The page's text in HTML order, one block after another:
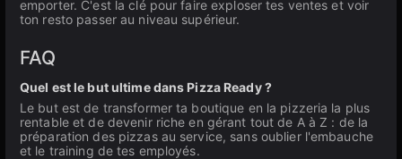
emporter. C'est la clé pour faire exploser tes ventes et voir
ton resto passer au niveau supérieur.
FAQ
Quel est le but ultime dans Pizza Ready ?
Le but est de transformer ta boutique en la pizzeria la plus
rentable et de devenir riche en gérant tout de A à Z : de la
préparation des pizzas au service, sans oublier l'embauche
et le training de tes employés.